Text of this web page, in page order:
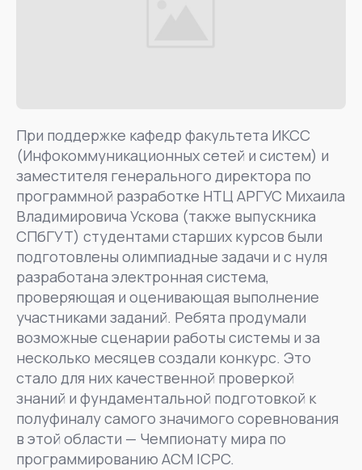
При поддержке кафедр факультета ИКСС
(Инфокоммуникационных сетей и систем) и
заместителя генерального директора по
программной разработке НТЦ АРГУС Михаила
Владимировича Ускова (также выпускника
СПбГУТ) студентами старших курсов были
подготовлены олимпиадные задачи и с нуля
разработана электронная система,
проверяющая и оценивающая выполнение
участниками заданий. Ребята продумали
возможные сценарии работы системы и за
несколько месяцев создали конкурс. Это
стало для них качественной проверкой
знаний и фундаментальной подготовкой к
полуфиналу самого значимого соревнования
в этой области — Чемпионату мира по
программированию ACM ICPC.